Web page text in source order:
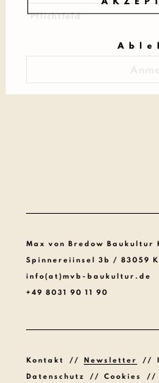
*Pflichtfeld
Max von Bredow Baukultur
Spinnereiinsel 3b / 83059
info(at)mvb-baukultur.de
+49 8031 90 11 90
Kontakt Newsletter
Datenschutz Cookies